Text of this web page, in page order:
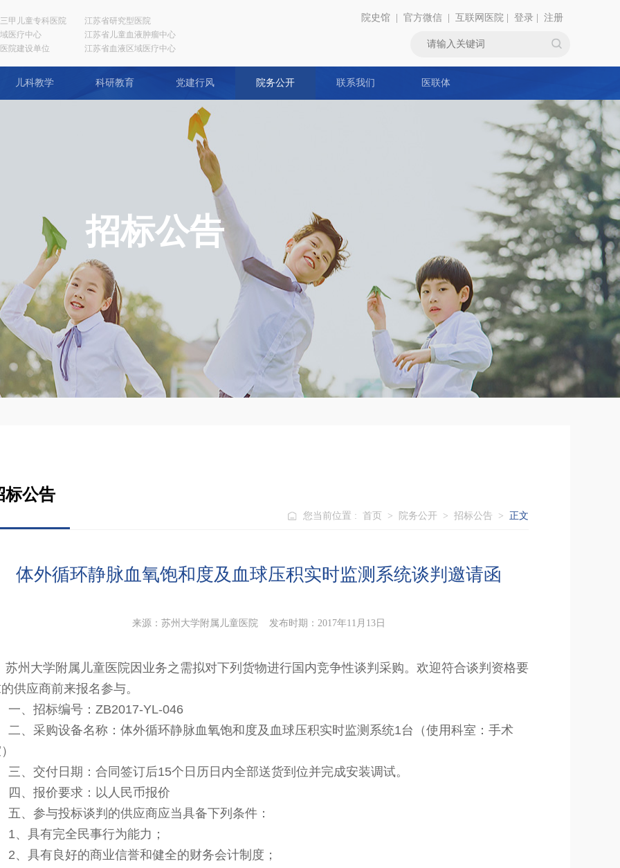
甲儿童专科医院
医疗中心
院建设单位
江苏省研究型医院
江苏省儿童血液肿瘤中心
江苏省血液区域医疗中心
院史馆 官方微信 互联网医院 登录 注册
儿科教学 科研教育 党建行风 院务公开 联系我们 医联体
招标公告
标公告
您当前位置 : 首页 > 院务公开 > 招标公告 > 正文
体外循环静脉血氧饱和度及血球压积实时监测系统谈判邀请函
来源：苏州大学附属儿童医院 发布时期：2017年11月13日
苏州大学附属儿童医院因业务之需拟对下列货物进行国内竞争性谈判采购。欢迎符合谈判资格要
供应商前来报名参与。
一、招标编号：ZB2017-YL-046
二、采购设备名称： 体外循环静脉血氧饱和度及血球压积实时监测系统1台（使用科室：手术
三、交付日期：合同签订后15个日历日内全部送货到位并完成安装调试。
四、报价要求：以人民币报价
五、参与投标谈判的供应商应当具备下列条件：
1、 具有完全民事行为能力；
2、具有良好的商业信誉和健全的财务会计制度；